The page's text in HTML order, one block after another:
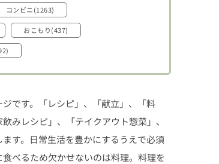
コンビニ(1263)
おこもり(437)
です。「レシピ」、「献立」、「料
みレシピ」、「テイクアウト惣菜」、
す。日常生活を豊かにするうえで必須
べるため欠かせないのは料理。料理を